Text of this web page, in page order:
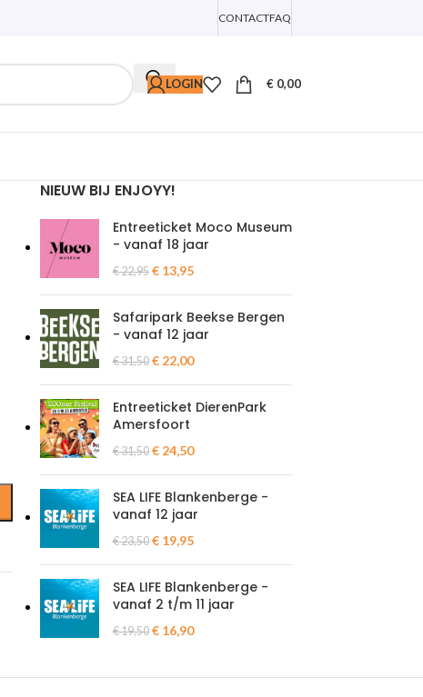
CONTACTFAQ
LOGIN € 0,00
NIEUW BIJ ENJOYY!
Entreeticket Moco Museum
- vanaf 18 jaar
€22,95 €13,95
Safaripark Beekse Bergen
- vanaf 12 jaar
€31,50 €22,00
Entreeticket DierenPark
Amersfoort
€31,50 €24,50
SEA LIFE Blankenberge -
vanaf 12 jaar
€23,50 €19,95
SEA LIFE Blankenberge -
vanaf 2 t/m 11 jaar
€19,50 €16,90